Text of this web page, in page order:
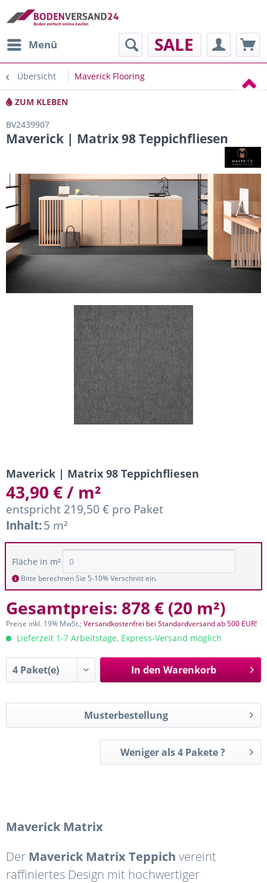
Menü SALE
Übersicht Maverick Flooring
ZUM KLEBEN
BV2439907
Maverick | Matrix 98 Teppichfliesen
Maverick | Matrix 98 Teppichfliesen
43,90 € / m²
entspricht 219,50 € pro Paket
Inhalt:5 m²
Fläche in m²
Bitte berechnen Sie 5-10% Verschnitt ein.
Gesamtpreis: 878 € (20 m²)
Preise inkl. 19% MwSt.;Versandkostenfrei bei Standardversand ab 500 EUR!
Lieferzeit 1-7 Arbeitstage, Express-Versand möglich
In den Warenkorb
Musterbestellung
Weniger als 4 Pakete ?
Maverick Matrix
Der Maverick MatrixTeppich vereint
raffiniertes Design mit hochwertiger